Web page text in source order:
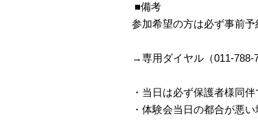
⁡ ■備考
参加希望の方は必ず事前予
→専用ダイヤル（011-788-
・当日は必ず保護者様同伴
・体験会当日の都合が悪